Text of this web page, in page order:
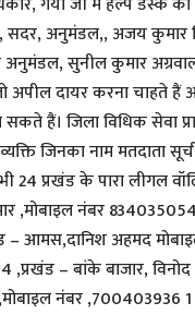
सदर, अनुमंडल,, अजय कुमार
सुनील कुमार
अपील दायर करना चाहते हैं
हैं। जिला विधिक सेवा
जिनका नाम मतदाता
प्रखंड के पारा लीगल
,मोबाइल नंबर
– आमस,दानिश अहमद
,प्रखंड – बांके बाजार,
नंबर ,700403936